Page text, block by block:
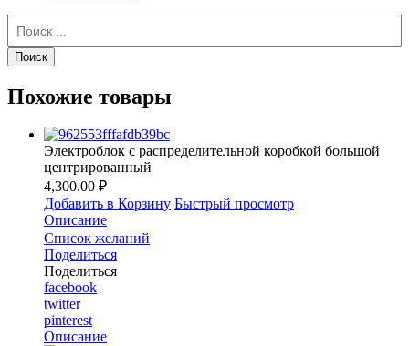
Похожие товары
Электроблок с распределительной коробкой большой
центрированный
4,300.00 ₽
Добавить в Корзину Быстрый просмотр
Описание
Список желаний
Поделиться
Поделиться
facebook
twitter
pinterest
Описание